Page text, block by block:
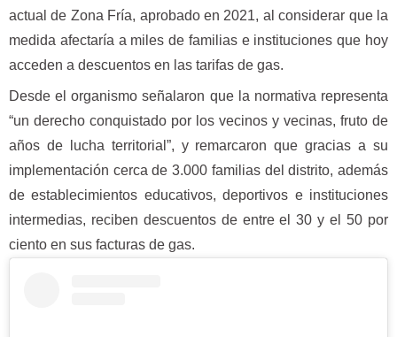
actual de Zona Fría, aprobado en 2021, al considerar que la
medida afectaría a miles de familias e instituciones que hoy
acceden a descuentos en las tarifas de gas.
Desde el organismo señalaron que la normativa representa
“un derecho conquistado por los vecinos y vecinas, fruto de
años de lucha territorial”, y remarcaron que gracias a su
implementación cerca de 3.000 familias del distrito, además
de establecimientos educativos, deportivos e instituciones
intermedias, reciben descuentos de entre el 30 y el 50 por
ciento en sus facturas de gas.